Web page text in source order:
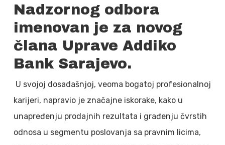
Nadzornog odbora
imenovan je za novog
člana Uprave Addiko
Bank Sarajevo.
U svojoj dosadašnjoj, veoma bogatoj profesionalnoj
karijeri, napravio je značajne iskorake, kako u
unapređenju prodajnih rezultata i građenju čvrstih
odnosa u segmentu poslovanja sa pravnim licima,